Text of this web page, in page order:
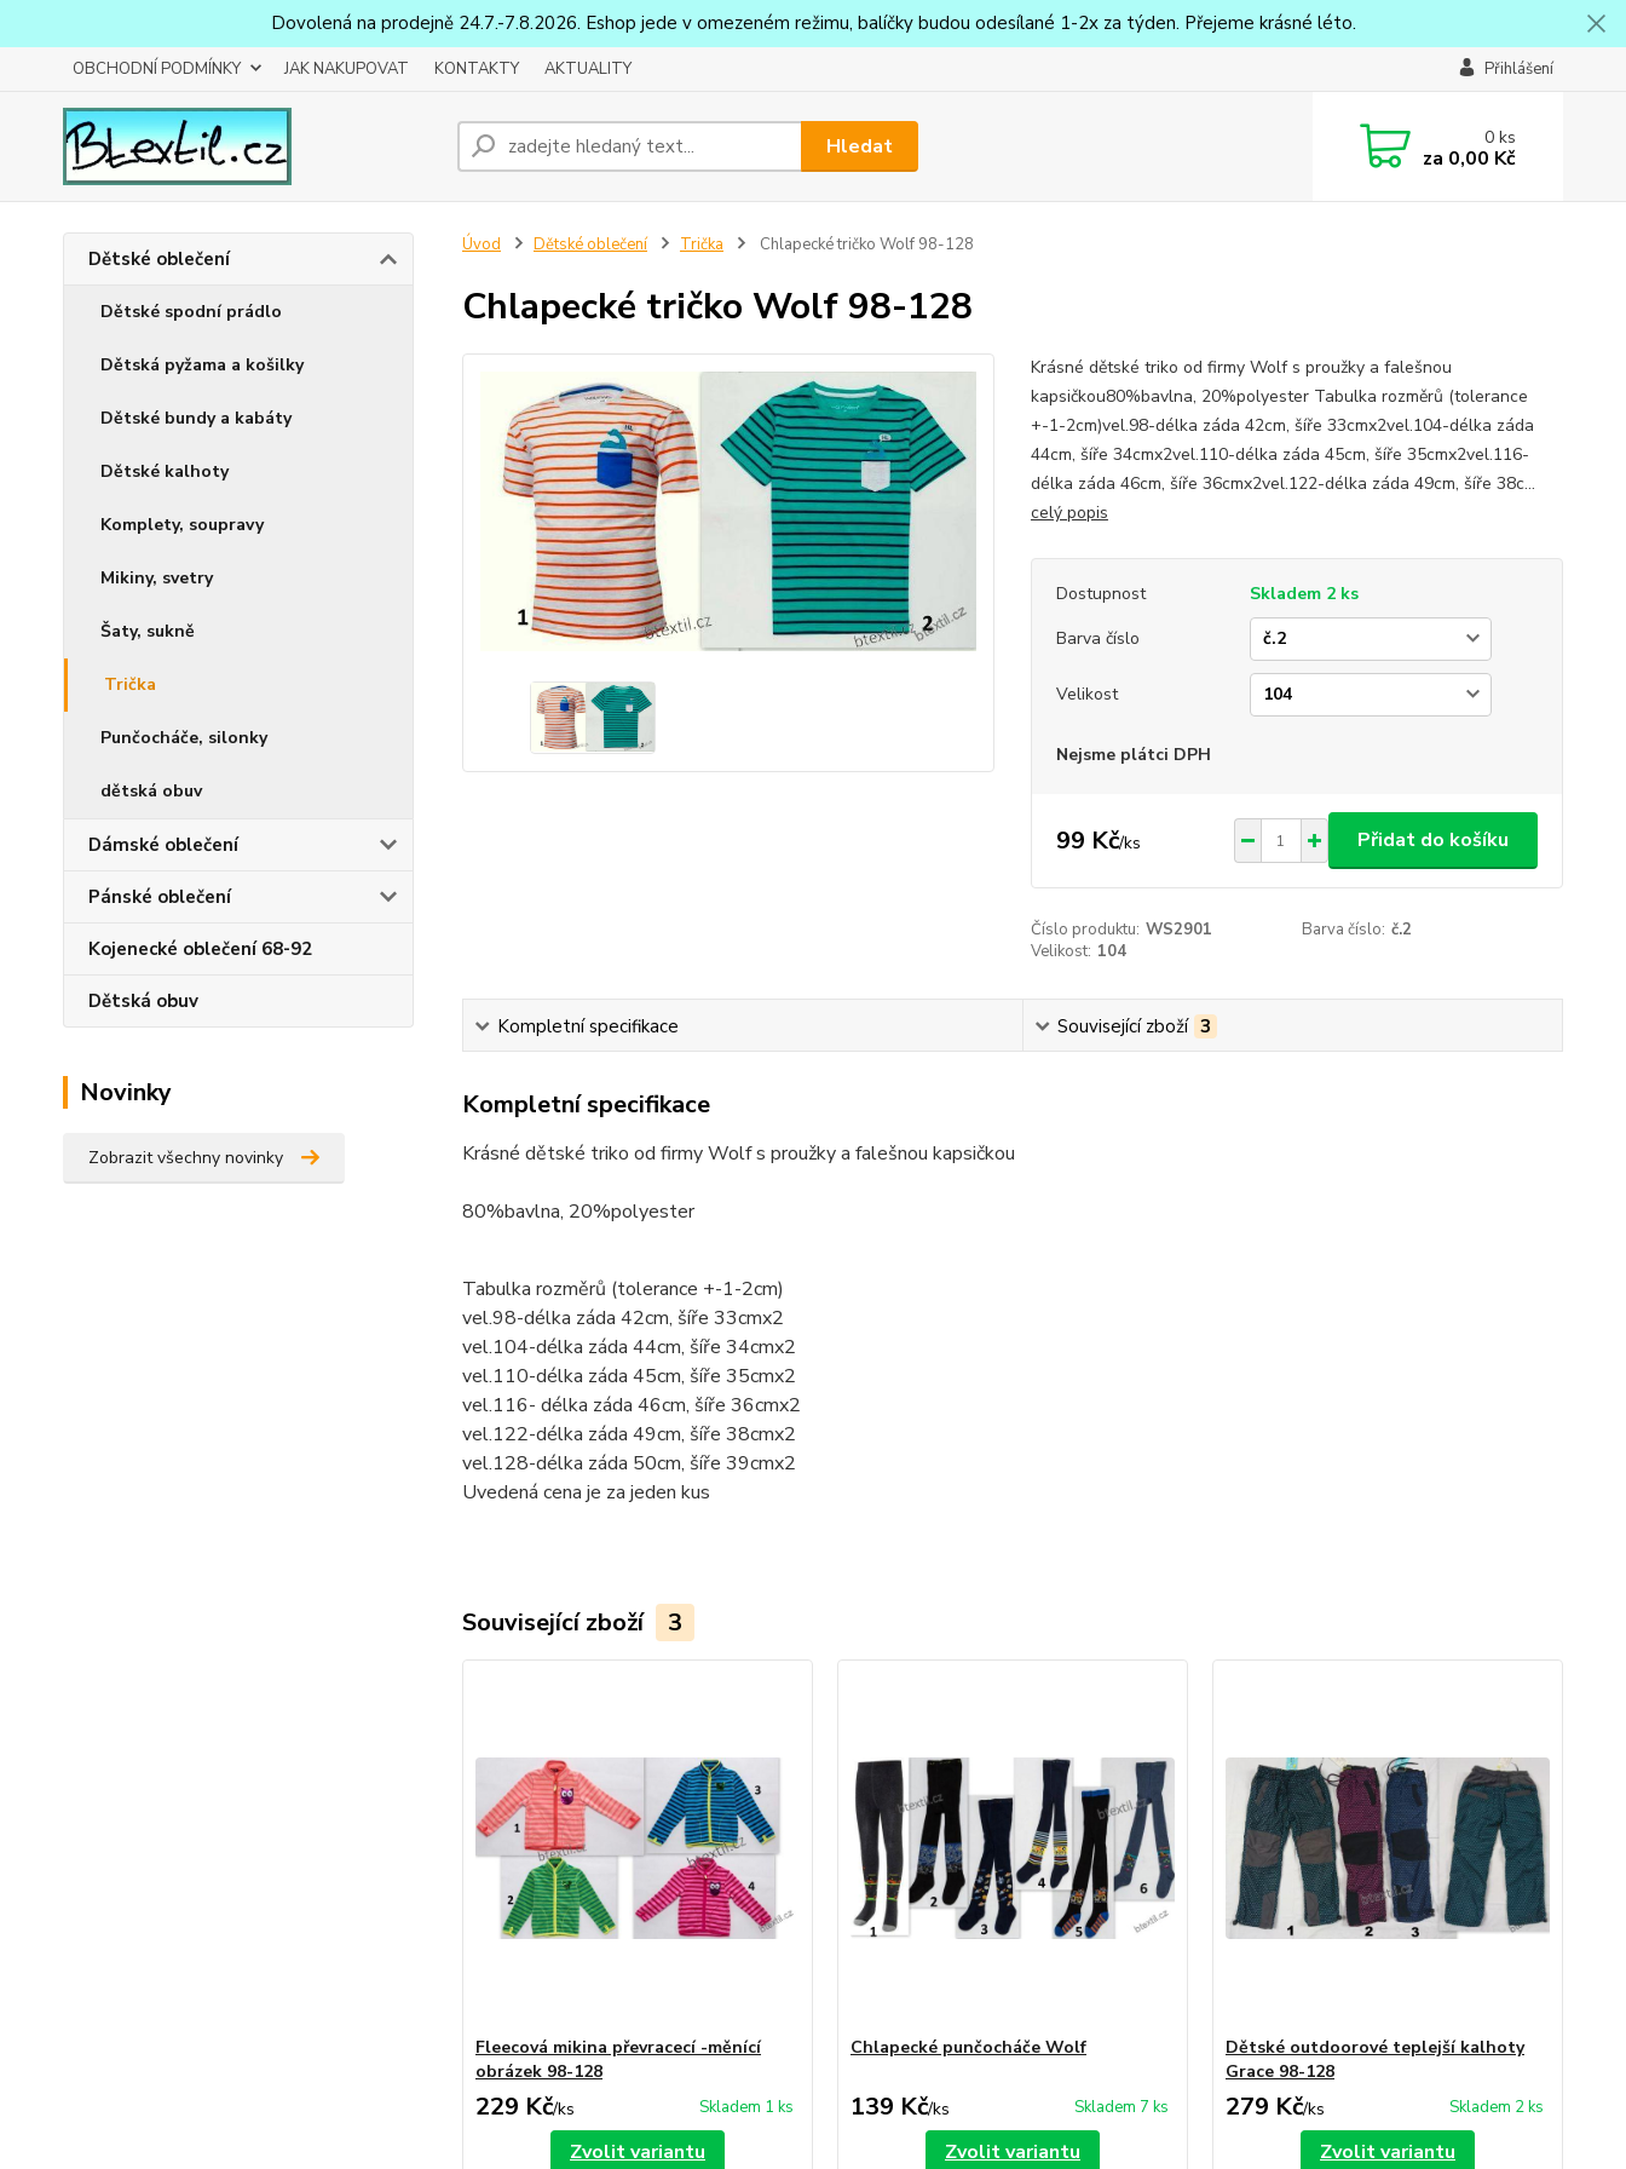
Dovolená na prodejně 24.7.-7.8.2026. Eshop jede v omezeném režimu, balíčky budou odesílané 1-2x za týden. Přejeme krásné léto.
OBCHODNÍ PODMÍNKY JAK NAKUPOVAT KONTAKTY AKTUALITY Přihlášení
Hledat 0ks
za 0,00 Kč
Dětské oblečení
Dětské spodní prádlo
Dětská pyžama a košilky
Dětské bundy a kabáty
Dětské kalhoty
Komplety, soupravy
Mikiny, svetry
Šaty, sukně
Trička
Punčocháče, silonky
dětská obuv
Dámské oblečení
Pánské oblečení
Kojenecké oblečení 68-92
Dětská obuv
Novinky
Zobrazit všechny novinky
Úvod Dětské oblečení Trička Chlapecké tričko Wolf 98-128
Chlapecké tričko Wolf 98-128
Krásné dětské triko od firmy Wolf s proužky a falešnou
kapsičkou80%bavlna, 20%polyester Tabulka rozměrů (tolerance
+-1-2cm)vel.98-délka záda 42cm, šíře 33cmx2vel.104-délka záda
44cm, šíře 34cmx2vel.110-délka záda 45cm, šíře 35cmx2vel.116-
délka záda 46cm, šíře 36cmx2vel.122-délka záda 49cm, šíře 38c...
celý popis
Dostupnost
Skladem 2 ks
Barva číslo
Velikost
Nejsme plátci DPH
99 Kč/ks Přidat do košíku
Číslo produktu: WS2901 Barva číslo: č.2
Velikost: 104
Kompletní specifikace Související zboží 3
Kompletní specifikace
Krásné dětské triko od firmy Wolf s proužky a falešnou kapsičkou
80%bavlna, 20%polyester
Tabulka rozměrů (tolerance +-1-2cm)
vel.98-délka záda 42cm, šíře 33cmx2
vel.104-délka záda 44cm, šíře 34cmx2
vel.110-délka záda 45cm, šíře 35cmx2
vel.116- délka záda 46cm, šíře 36cmx2
vel.122-délka záda 49cm, šíře 38cmx2
vel.128-délka záda 50cm, šíře 39cmx2
Uvedená cena je za jeden kus
Související zboží 3
Fleecová mikina převracecí -měnící
obrázek 98-128
229 Kč/ks Skladem 1 ks
Zvolit variantu
Chlapecké punčocháče Wolf
139 Kč/ks Skladem 7 ks
Zvolit variantu
Dětské outdoorové teplejší kalhoty
Grace 98-128
279 Kč/ks Skladem 2 ks
Zvolit variantu